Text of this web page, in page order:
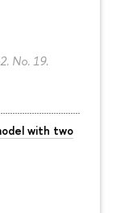
No. 19.
with two